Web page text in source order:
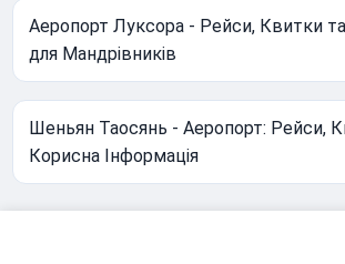
Аеропорт Луксора - Рейси, Квитки
для Мандрівників
Шеньян Таосянь - Аеропорт: Рейси,
Корисна Інформація